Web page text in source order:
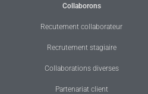
Collaborons
Recutement collaborateur
Recrutement stagiaire
Collaborations diverses
Partenariat client